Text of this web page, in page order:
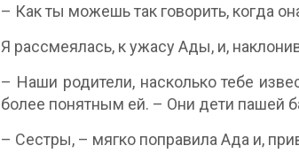
– Как ты можешь так говорить, когда
Я рассмеялась, к ужасу Ады, и,
– Наши родители, насколько тебе
более понятным ей. – Они дети пашей
– Сестры, – мягко поправила Ада и,